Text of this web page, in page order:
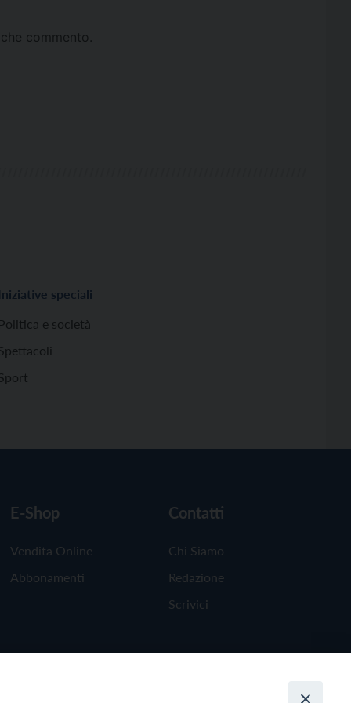
commento.
Iniziative speciali
Politica e società
E-Shop
Vendita Online
Abbonamenti
Contatti
Chi Siamo
Redazione
Scrivici